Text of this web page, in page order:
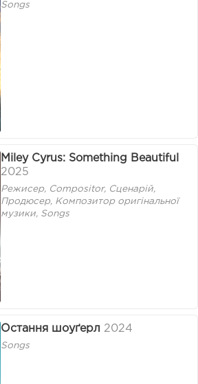
Songs
Miley Cyrus: Something Beautiful
2025
Режисер, Compositor, Сценарій,
Продюсер, Композитор оригінальної
музики, Songs
Остання шоуґерл 2024
Songs